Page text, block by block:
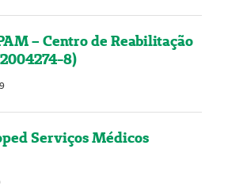
– Centro de Reabilitação
8)
Serviços Médicos